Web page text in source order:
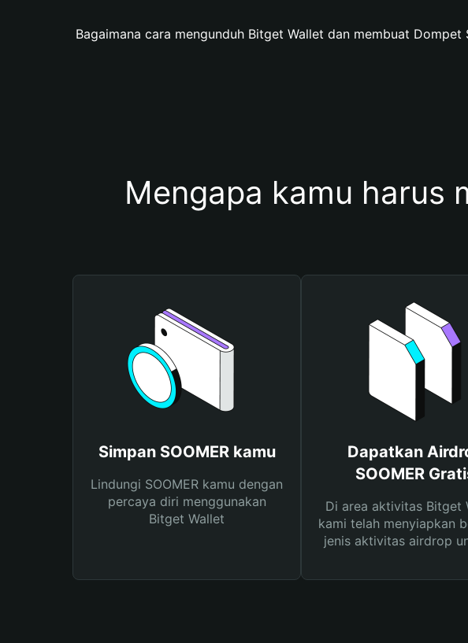
Bagaimana cara mengunduh Bitget Wallet dan membuat Dompet
Mengapa kamu harus
Simpan SOOMER kamu
Lindungi SOOMER kamu dengan
percaya diri menggunakan
Bitget Wallet
Dapatkan
SOOMER
Di area aktivitas Bitget
kami telah menyiapkan
jenis aktivitas airdrop